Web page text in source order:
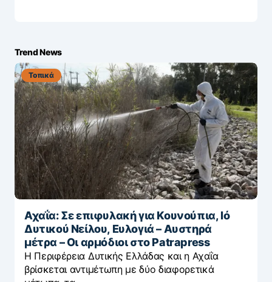
Trend News
Τοπικά
Αχαΐα: Σε επιφυλακή για Κουνούπια, Ιό
Δυτικού Νείλου, Ευλογιά – Αυστηρά
μέτρα – Οι αρμόδιοι στο Patrapress
Η Περιφέρεια Δυτικής Ελλάδας και η Αχαΐα
βρίσκεται αντιμέτωπη με δύο διαφορετικά